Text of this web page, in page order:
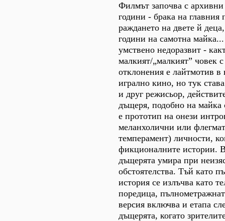
Филмът започва с
години - брака на
раждането на двете й
години на самотна
умствено недоразвит -
малкият/„малкият” човек
отклонения е лайтмотив в
игрално кино, но тук
и друг режисьор,
дъщеря, подобно на
е прототип на онези
меланхолични или
темперамент) личности,
фикционалните истории.
дъщерята умира при
обстоятелства. Тъй като
история се излъчва като
поредица,
версия включва и етапа
дъщерята, когато